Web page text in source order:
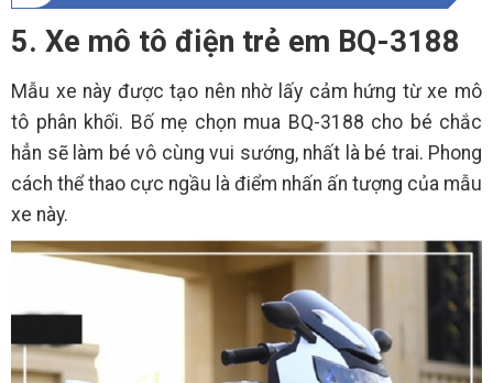
5. Xe mô tô điện trẻ em BQ-3188
Mẫu xe này được tạo nên nhờ lấy cảm hứng từ xe mô
tô phân khối. Bố mẹ chọn mua BQ-3188 cho bé chắc
hẳn sẽ làm bé vô cùng vui sướng, nhất là bé trai. Phong
cách thể thao cực ngầu là điểm nhấn ấn tượng của mẫu
xe này.